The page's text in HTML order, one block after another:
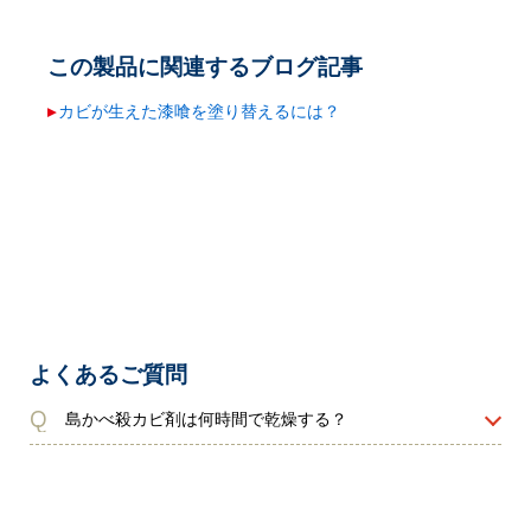
この製品に関連するブログ記事
カビが生えた漆喰を塗り替えるには？
よくあるご質問
Q 島かべ殺カビ剤は何時間で乾燥する？